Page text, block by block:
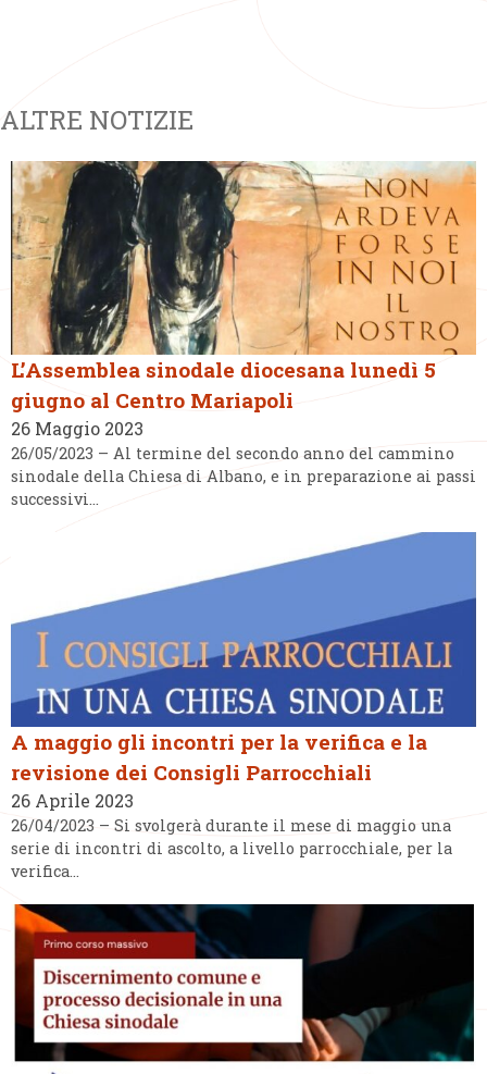
ALTRE NOTIZIE
L’Assemblea sinodale diocesana lunedì 5
giugno al Centro Mariapoli
26 Maggio 2023
26/05/2023 – Al termine del secondo anno del cammino
sinodale della Chiesa di Albano, e in preparazione ai passi
successivi…
A maggio gli incontri per la verifica e la
revisione dei Consigli Parrocchiali
26 Aprile 2023
26/04/2023 – Si svolgerà durante il mese di maggio una
serie di incontri di ascolto, a livello parrocchiale, per la
verifica…